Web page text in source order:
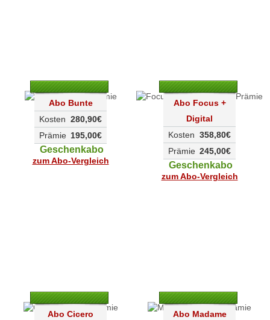
Abo Bunte
280,90€
Kosten
195,00€
Prämie
Geschenkabo
zum Abo-Vergleich
Abo Focus +
Digital
358,80€
Kosten
245,00€
Prämie
Geschenkabo
zum Abo-Vergleich
Abo Cicero
Abo Madame